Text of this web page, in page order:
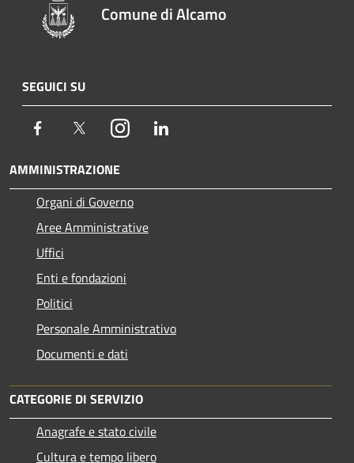
Comune di Alcamo
SEGUICI SU
Facebook TwitterInstagram
AMMINISTRAZIONE
Organi di Governo
Aree Amministrative
Uffici
Enti e fondazioni
Politici
Personale Amministrativo
Documenti e dati
CATEGORIE DI SERVIZIO
Anagrafe e stato civile
Cultura e tempo libero